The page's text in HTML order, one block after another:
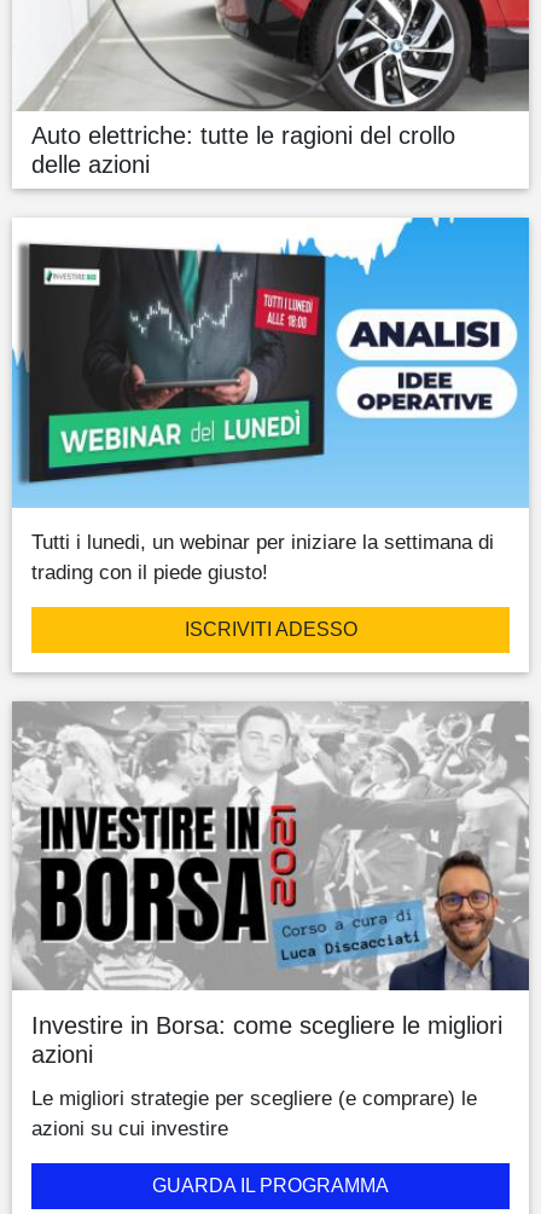
Auto elettriche: tutte le ragioni del crollo
delle azioni
Tutti i lunedi, un webinar per iniziare la settimana di
trading con il piede giusto!
ISCRIVITI ADESSO
Investire in Borsa: come scegliere le migliori
azioni
Le migliori strategie per scegliere (e comprare) le
azioni su cui investire
GUARDA IL PROGRAMMA